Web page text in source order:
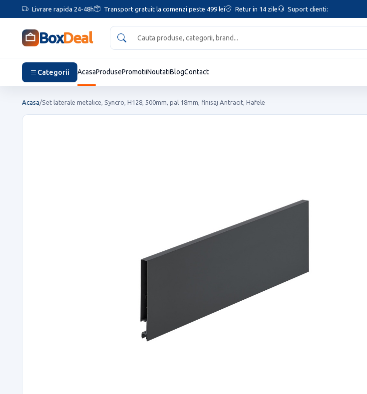
Livrare rapida 24-48h Transport gratuit la comenzi peste 499 lei Retur in 14 zile Suport clienti:
BoxDeal
Categorii AcasaProdusePromotiiNoutatiBlogContact
Acasa/Set laterale metalice, Syncro, H128, 500mm, pal 18mm, finisaj Antracit, Hafele